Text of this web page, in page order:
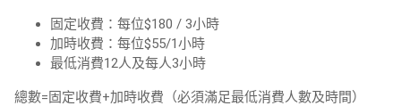
固定收費：每位$180 / 3小時
加時收費：每位$55/1小時
最低消費12人及每人3小時
總數=固定收費+加時收費（必須滿足最低消費人數及時間）